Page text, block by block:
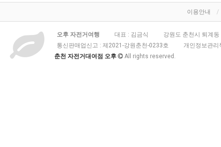
이용안내
오후 자전거여행 대표 : 김금식
강원도 춘천시 퇴계
통신판매업신고 : 제2021-강원춘천-0233호
개인정보관리
춘천 자전거대여점 오후
All rights reserved.